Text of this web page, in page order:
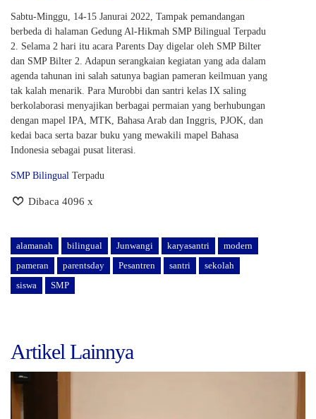
Sabtu-Minggu, 14-15 Janurai 2022, Tampak pemandangan
berbeda di halaman Gedung Al-Hikmah SMP Bilingual Terpadu
2. Selama 2 hari itu acara Parents Day digelar oleh SMP Bilter
dan SMP Bilter 2. Adapun serangkaian kegiatan yang ada dalam
agenda tahunan ini salah satunya bagian pameran keilmuan yang
tak kalah menarik. Para Murobbi dan santri kelas IX saling
berkolaborasi menyajikan berbagai permaian yang berhubungan
dengan mapel IPA, MTK, Bahasa Arab dan Inggris, PJOK, dan
kedai baca serta bazar buku yang mewakili mapel Bahasa
Indonesia sebagai pusat literasi.
SMP Bilingual Terpadu
Dibaca 4096 x
alamanah bilingual Junwangi karyasantri
modern
pameran
parentsday Pesantren santri
sekolah
siswa
SMP
Artikel Lainnya